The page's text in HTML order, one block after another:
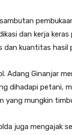
dan kerja
dan kuantitas hasil
Adang Ginanjar
dihadapi petani,
yang mungkin
juga mengajak